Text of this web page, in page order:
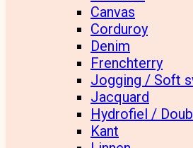
Canvas
Corduroy
Denim
Frenchterry
Jogging / Soft
Jacquard
Hydrofiel /
Kant